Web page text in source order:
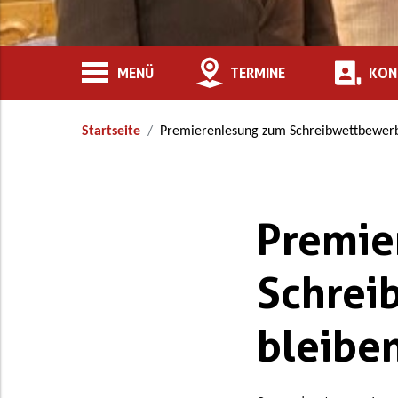
MENÜ TERMINE
Startseite Premierenlesung zum